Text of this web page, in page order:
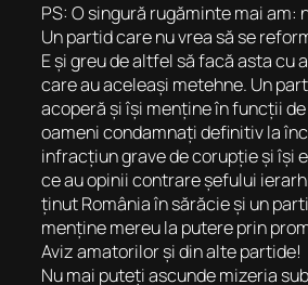
PS: O singură rugăminte mai am:
Un partid care nu vrea să se
E și greu de altfel să facă asta cu
care au aceleași metehne. Un
acoperă și își menține în funcții
oameni condamnați definitiv la
infracțiun grave de corupție și își
ce au opinii contrare șefului
ținut România în sărăcie și un
menține mereu la putere prin
Aviz amatorilor și din alte partide!
Nu mai puteți ascunde mizeria